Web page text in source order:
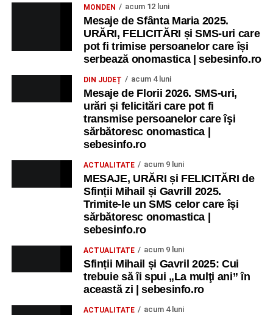
MONDEN acum 12 luni
Mesaje de Sfânta Maria 2025.
URĂRI, FELICITĂRI și SMS-uri care
pot fi trimise persoanelor care își
serbează onomastica | sebesinfo.ro
DIN JUDEȚ acum 4 luni
Mesaje de Florii 2026. SMS-uri,
urări și felicitări care pot fi
transmise persoanelor care îşi
sărbătoresc onomastica |
sebesinfo.ro
ACTUALITATE acum 9 luni
MESAJE, URĂRI și FELICITĂRI de
Sfinții Mihail și Gavrill 2025.
Trimite-le un SMS celor care își
sărbătoresc onomastica |
sebesinfo.ro
ACTUALITATE acum 9 luni
Sfinții Mihail și Gavril 2025: Cui
trebuie să îi spui „La mulţi ani” în
această zi | sebesinfo.ro
ACTUALITATE acum 4 luni